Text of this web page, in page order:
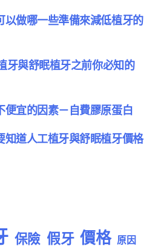
做哪一些準備來減低植牙的
牙與舒眠植牙之前你必知的
宜的因素－自費膠原蛋白
道人工植牙與舒眠植牙價格
保險 假牙 價格 原因